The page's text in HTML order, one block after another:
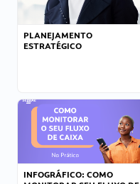
PLANEJAMENTO
ESTRATÉGICO
INFOGRÁFICO: COMO